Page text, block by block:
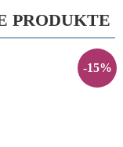
PRODUKTE
-15%